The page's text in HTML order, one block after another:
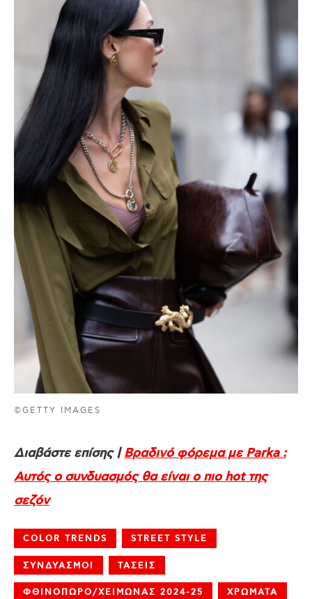
©GETTY IMAGES
Διαβάστε επίσης |Βραδινό φόρεμα με Parka :
Αυτός ο συνδυασμός θα είναι ο πιο hot της
σεζόν
COLOR TRENDS STREET STYLE
ΣΥΝΔΥΑΣΜΟΙ ΤΑΣΕΙΣ
ΦΘΙΝΟΠΩΡΟ/ΧΕΙΜΩΝΑΣ 2024-25 ΧΡΩΜΑΤΑ